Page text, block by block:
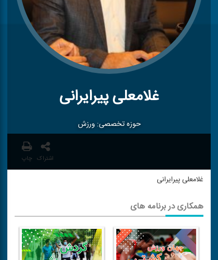
غلامعلی پیرایرانی
حوزه تخصصی: ورزش
اشتراک چاپ
غلامعلی پیرایرانی
همکاری در برنامه های